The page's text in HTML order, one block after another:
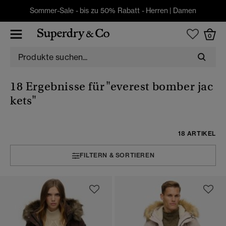
Sommer-Sale - bis zu 50% Rabatt - Herren | Damen
0
18 Ergebnisse für"everest bomber jac
kets"
18 ARTIKEL
FILTERN & SORTIEREN